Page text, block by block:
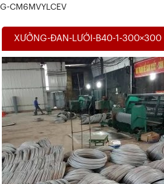
G-CM6MVYLCEV
XƯỞNG-ĐAN-LƯỚI-B40-1-300×300